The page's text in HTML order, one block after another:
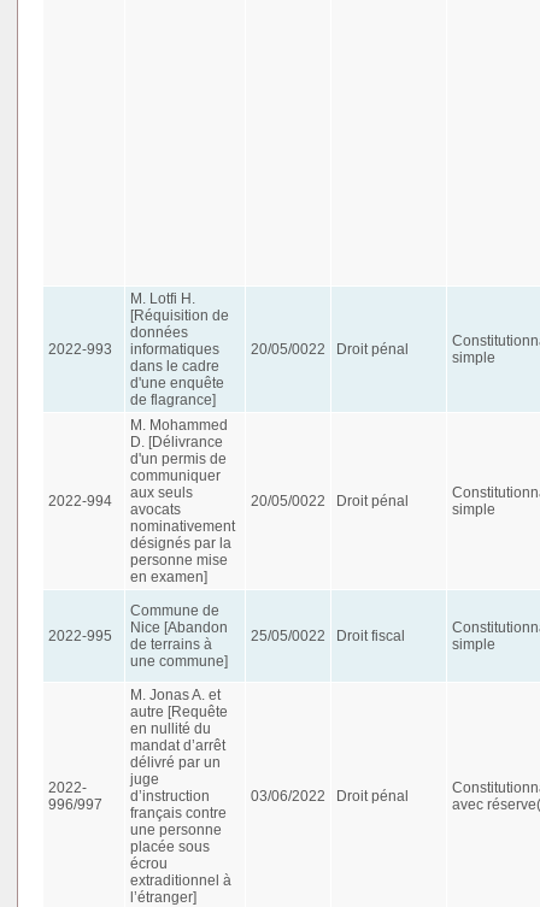
2022-993
M. Lotfi H.
[Réquisition de
données
informatiques
dans le cadre
d'une enquête
de flagrance]
20/05/0022 Droit pénal
simple
2022-994
M. Mohammed
D. [Délivrance
d'un permis de
communiquer
aux seuls
avocats
nominativement
désignés par la
personne mise
en examen]
20/05/0022 Droit pénal
simple
2022-995
Commune de
Nice [Abandon
de terrains à
une commune]
25/05/0022 Droit fiscal
simple
2022-
996/997
M. Jonas A. et
autre [Requête
en nullité du
mandat d’arrêt
délivré par un
juge
d’instruction
français contre
une personne
placée sous
écrou
extraditionnel à
l’étranger]
03/06/2022 Droit pénal
avec